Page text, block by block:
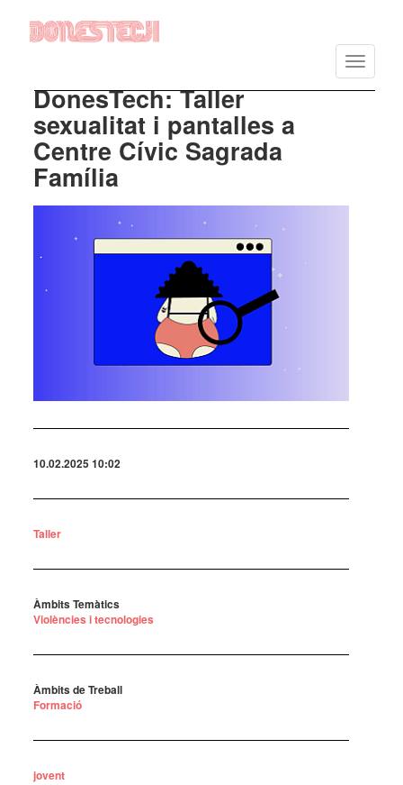
Vés
Toggle
DonesTech: Taller
sexualitat i pantalles a
Centre Cívic Sagrada
Família
10.02.2025 10:02
Taller
Àmbits Temàtics
Violències i tecnologies
Àmbits de Treball
Formació
jovent